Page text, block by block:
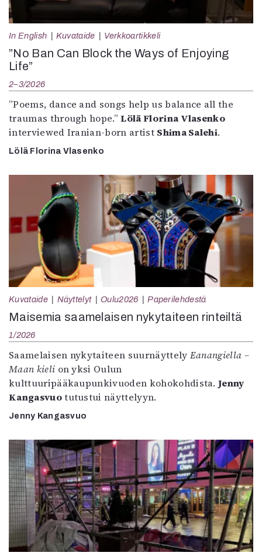
In English Kuvataide Verkkoartikkeli
”No Ban Can Block the Ways of Enjoying
Life”
2–3/2026
”Poems, dance and songs help us balance all the
traumas through hope.”Lölä Florina Vlasenko
interviewed Iranian-born artist Shima Salehi.
Lölä Florina Vlasenko
Kuvataide Näyttelyt Oulu2026 Paperilehdestä
Maisemia saamelaisen nykytaiteen rinteiltä
1/2026
Saamelaisen nykytaiteen suurnäyttely Eanangiella –
Maan kieli on yksi Oulun
kulttuuripääkaupunkivuoden kohokohdista.Jenny
Kangasvuotutustui näyttelyyn.
Jenny Kangasvuo